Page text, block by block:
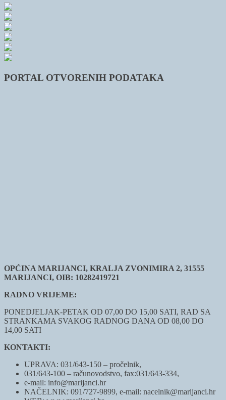
PORTAL OTVORENIH PODATAKA
OPĆINA MARIJANCI, KRALJA ZVONIMIRA 2, 31555
MARIJANCI, OIB: 10282419721
RADNO VRIJEME:
PONEDJELJAK-PETAK OD 07,00 DO 15,00 SATI, RAD SA
STRANKAMA SVAKOG RADNOG DANA OD 08,00 DO
14,00 SATI
KONTAKTI:
UPRAVA: 031/643-150 – pročelnik,
031/643-100 – računovodstvo, fax:031/643-334,
e-mail: info@marijanci.hr
NAČELNIK: 091/727-9899, e-mail: nacelnik@marijanci.hr